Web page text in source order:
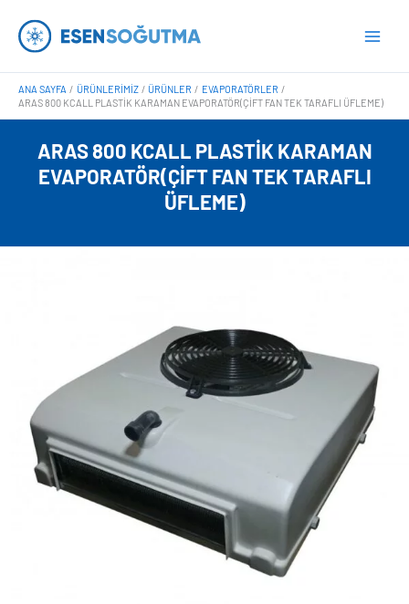
atla
ANA SAYFA ÜRÜNLERIMIZ ÜRÜNLER
EVAPORATÖRLER
ARAS 800 KCALL PLASTIK KARAMAN EVAPORATÖR(ÇIFT FAN TEK TARAFLI ÜFLEME)
ARAS 800 KCALL PLASTIK KARAMAN
EVAPORATÖR(ÇIFT FAN TEK TARAFLI
ÜFLEME)